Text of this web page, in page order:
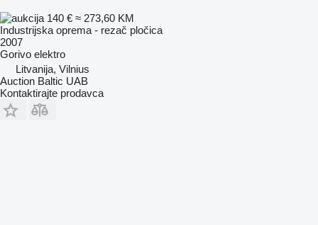
140 € ≈ 273,60 KM
Industrijska oprema - rezač pločica
2007
Gorivo elektro
Litvanija, Vilnius
Auction Baltic UAB
Kontaktirajte prodavca